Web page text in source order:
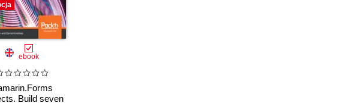
ebook
Build seven